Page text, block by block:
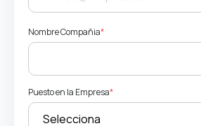
Nombre Compañia*
Puesto en la Empresa*